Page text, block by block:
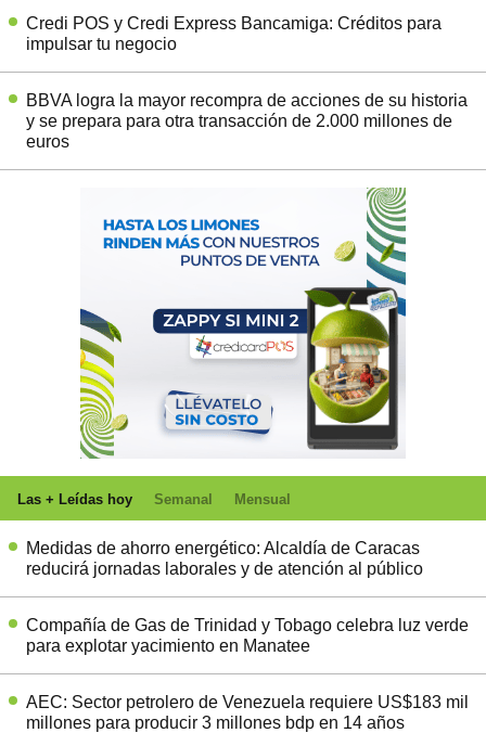
Credi POS y Credi Express Bancamiga: Créditos para
impulsar tu negocio
BBVA logra la mayor recompra de acciones de su historia
y se prepara para otra transacción de 2.000 millones de
euros
Las + Leídas hoy Semanal Mensual
Medidas de ahorro energético: Alcaldía de Caracas
reducirá jornadas laborales y de atención al público
Compañía de Gas de Trinidad y Tobago celebra luz verde
para explotar yacimiento en Manatee
AEC: Sector petrolero de Venezuela requiere US$183 mil
millones para producir 3 millones bdp en 14 años